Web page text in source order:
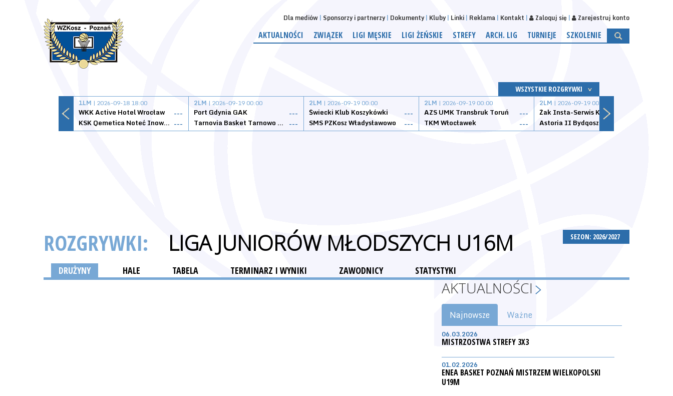
Dla mediów Sponsorzy i partnerzy Dokumenty Kluby Linki Reklama Kontakt Zaloguj się Zarejestruj konto
AKTUALNOŚCI ZWIĄZEK LIGI MĘSKIE LIGI ŻEŃSKIE STREFY ARCH. LIG TURNIEJE SZKOLENIE
WSZYSTKIE ROZGRYWKI
1LM | 2026-09-18 18:00
WKK Active Hotel Wrocław
---
KSK Qemetica Noteć Inowrocław ---
2LM | 2026-09-19 00:00
Port Gdynia GAK
---
Tarnovia Basket Tarnowo Podgórne ---
2LM | 2026-09-19 00:00
Świecki Klub Koszykówki
---
SMS PZKosz Władysławowo
---
2LM | 2026-09-19 00:00
AZS UMK Transbruk Toruń
---
TKM Włocławek
---
2LM | 2026-09-19 00:00
Żak Insta-Serwis Koszalin
Astoria II Bydgoszcz
SEZON: 2026/2027
ROZGRYWKI: LIGA JUNIORÓW MŁODSZYCH U16M
DRUŻYNY HALE TABELA TERMINARZ I WYNIKI ZAWODNICY STATYSTYKI
AKTUALNOŚCI
Najnowsze Ważne
06.03.2026
MISTRZOSTWA STREFY 3X3
01.02.2026
ENEA BASKET POZNAŃ MISTRZEM WIELKOPOLSKI
U19M